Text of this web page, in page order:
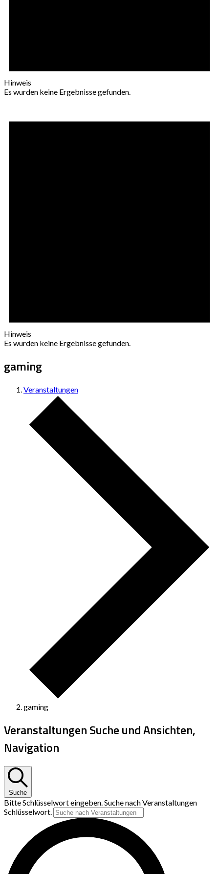
Hinweis
Es wurden keine Ergebnisse gefunden.
Hinweis
Es wurden keine Ergebnisse gefunden.
gaming
Veranstaltungen
gaming
Veranstaltungen Suche und Ansichten,
Navigation
Suche
Bitte Schlüsselwort eingeben. Suche nach Veranstaltungen
Schlüsselwort.